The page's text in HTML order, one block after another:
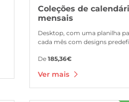
Coleções de
mensais
Desktop, com uma planilha
cada mês com designs
De 185,36€
Ver mais